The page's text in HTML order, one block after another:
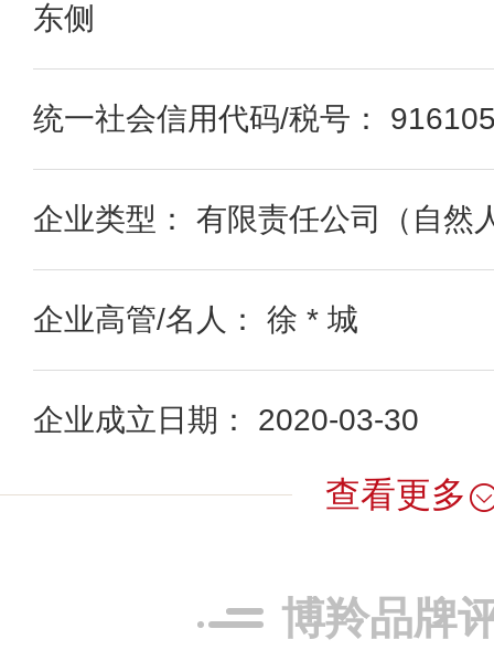
东侧
统一社会信用代码/税号：
企业类型： 有限责任公司（自然
企业高管/名人： 徐 * 城
企业成立日期： 2020-03-30
查看更多
博羚品牌